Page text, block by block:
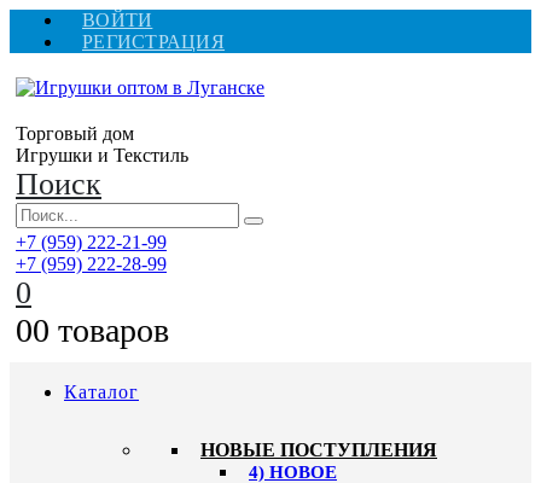
ВОЙТИ
РЕГИСТРАЦИЯ
Торговый дом
Игрушки и Текстиль
Поиск
+7 (959) 222-21-99
+7 (959) 222-28-99
0
00 товаров
Каталог
НОВЫЕ ПОСТУПЛЕНИЯ
4) НОВОЕ